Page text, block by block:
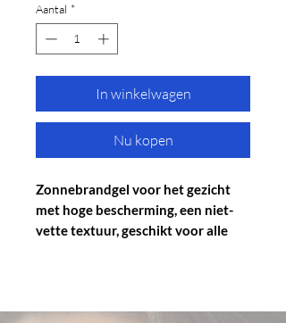
Aantal *
In winkelwagen
Nu kopen
Zonnebrandgel voor het gezicht
met hoge bescherming, een niet-
vette textuur, geschikt voor alle
en infraroodstraling (IR).